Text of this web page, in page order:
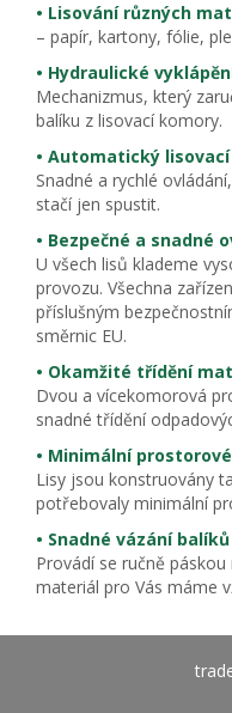
• Lisování různých
– papír, kartony, fólie,
• Hydraulické
Mechanizmus, který
balíku z lisovací komory.
• Automatický
Snadné a rychlé
stačí jen spustit.
• Bezpečné a snadné
U všech lisů klademe
provozu. Všechna
příslušným
směrnic EU.
• Okamžité třídění
Dvou a vícekomorová
snadné třídění
• Minimální
Lisy jsou konstruovány
potřebovaly minimální
• Snadné vázání balíků
Provádí se ručně
materiál pro Vás máme